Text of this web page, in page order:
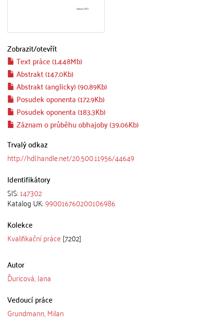
Zobrazit/otevřít
Text práce (1.448Mb)
Abstrakt (147.0Kb)
Abstrakt (anglicky) (90.89Kb)
Posudek oponenta (172.9Kb)
Posudek oponenta (183.3Kb)
Záznam o průběhu obhajoby (39.06Kb)
Trvalý odkaz
http://hdl.handle.net/20.500.11956/44649
Identifikátory
SIS:147302
Katalog UK:990016760200106986
Kolekce
Kvalifikační práce [7202]
Autor
Ďuricová, Jana
Vedoucí práce
Grundmann, Milan